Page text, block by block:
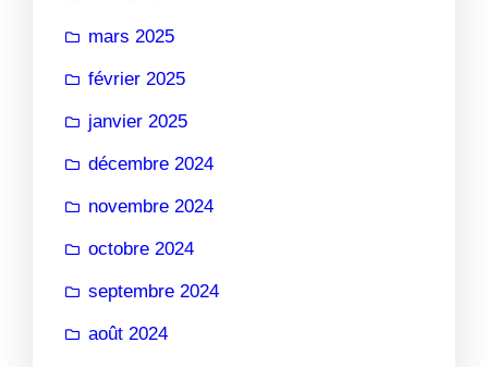
mars 2025
février 2025
janvier 2025
décembre 2024
novembre 2024
octobre 2024
septembre 2024
août 2024